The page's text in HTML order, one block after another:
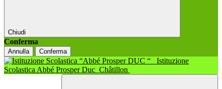
Chiudi
Conferma
Annulla Conferma
Istituzione
Scolastica Abbé Prosper Duc Châtillon